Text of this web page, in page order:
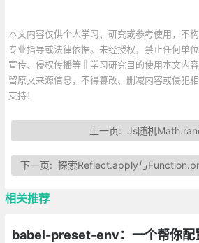
本文内容仅供个人学习、研究或参考使用，不
专业指导或法律依据。未经授权，禁止任何单
宣传、侵权传播等非学习研究目的使用本文内
留原文来源信息，不得篡改、删减内容或侵犯
支持！
上一页: Js随机
下一页:探索Reflect.apply与
相关推荐
babel-preset-env：一个帮你